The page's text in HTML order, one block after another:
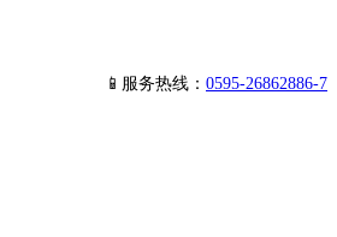
📱服务热线： 0595-26862886-7